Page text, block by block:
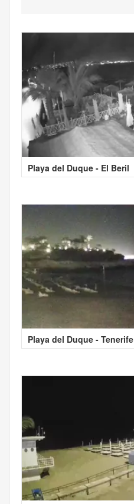
Playa del Duque - El Beril
Playa del Duque - Tenerife